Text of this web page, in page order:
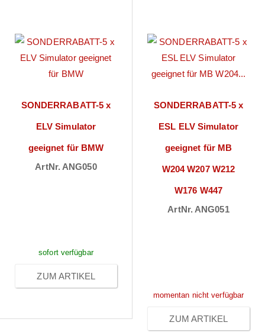
SONDERRABATT-5 x
ELV Simulator
geeignet für BMW
ArtNr. ANG050
sofort verfügbar
ZUM ARTIKEL
SONDERRABATT-5 x
ESL ELV Simulator
geeignet für MB
W204 W207 W212
W176 W447
ArtNr. ANG051
momentan nicht verfügbar
ZUM ARTIKEL